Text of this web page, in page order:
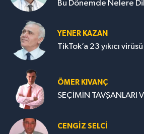
Bu Dönemde Nelere
YENER KAZAN
TikTok’a 23 yıkıcı
ÖMER KIVANÇ
SEÇİMİN TAVŞANLARI
CENGİZ SELCİ